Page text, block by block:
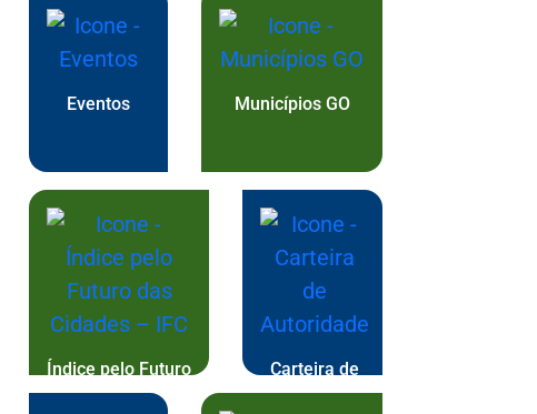
Eventos Municípios GO
Índice pelo Futuro
das Cidades – IFC
Carteira de
Autoridade